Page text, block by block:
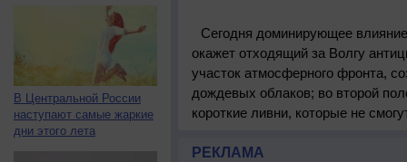
В Центральной России
наступают самые жаркие
дни этого лета
Сегодня доминирующее
окажет отходящий за Волгу
участок атмосферного фронта,
дождевых облаков; во второй
короткие ливни, которые не
РЕКЛАМА